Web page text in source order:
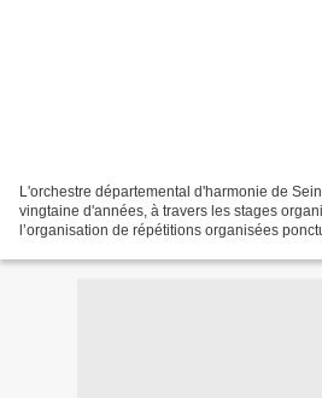
L'orchestre départemental d'harmonie de
vingtaine d'années, à travers les stages
l’organisation de répétitions organisées